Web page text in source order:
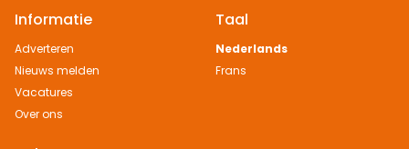
Informatie
Adverteren
Nieuws melden
Vacatures
Over ons
Taal
Nederlands
Frans